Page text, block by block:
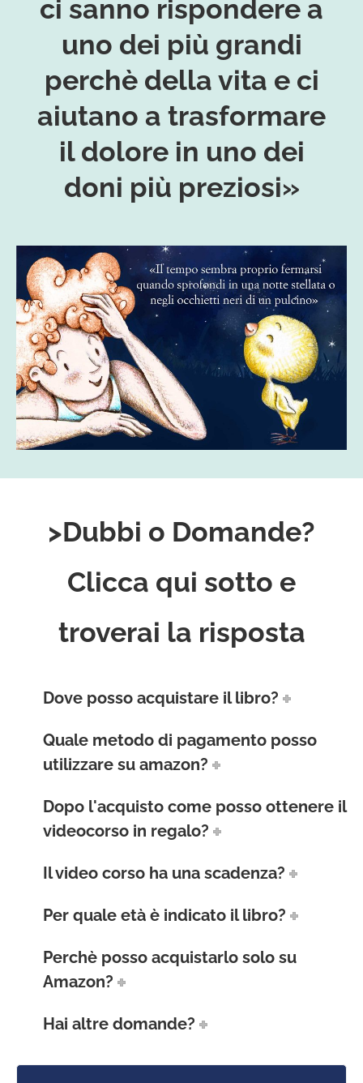
ci sanno rispondere a
uno dei più grandi
perchè della vita e ci
aiutano a trasformare
il dolore in uno dei
doni più preziosi»
>Dubbi o Domande?
Clicca qui sotto e
troverai la risposta
Dove posso acquistare il libro?
Quale metodo di pagamento posso
utilizzare su amazon?
Dopo l'acquisto come posso ottenere il
videocorso in regalo?
Il video corso ha una scadenza?
Per quale età è indicato il libro?
Perchè posso acquistarlo solo su
Amazon?
Hai altre domande?